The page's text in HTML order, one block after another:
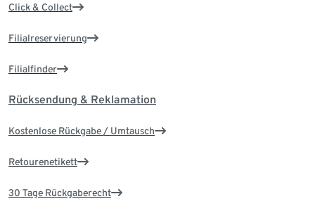
Click & Collect
Filialreservierung
Filialfinder
Rücksendung & Reklamation
Kostenlose Rückgabe / Umtausch
Retourenetikett
30 Tage Rückgaberecht